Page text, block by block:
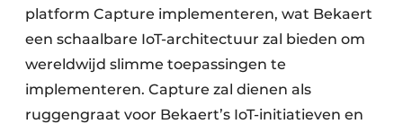
platform Capture implementeren, wat Bekaert
een schaalbare IoT-architectuur zal bieden om
wereldwijd slimme toepassingen te
implementeren. Capture zal dienen als
ruggengraat voor Bekaert’s IoT-initiatieven en